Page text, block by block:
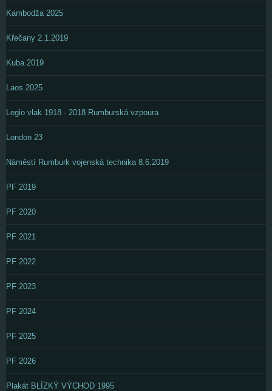
Kambodža 2025
Křečany 2.1.2019
Kuba 2019
Laos 2025
Legio vlak 1918 - 2018 Rumburská vzpoura
London 23
Náměstí Rumburk vojenská technika 8.6.2019
PF 2019
PF 2020
PF 2021
PF 2022
PF 2023
PF 2024
PF 2025
PF 2026
Plakát BLÍZKÝ VÝCHOD 1995